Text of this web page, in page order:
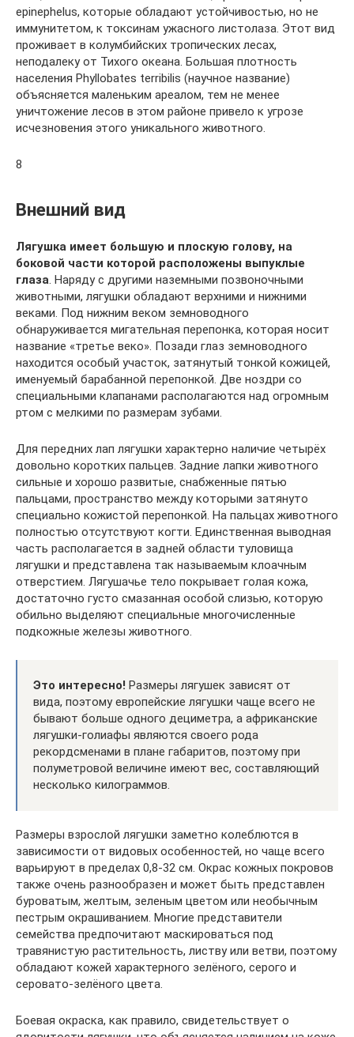
epinephelus, которые обладают устойчивостью, но не
иммунитетом, к токсинам ужасного листолаза. Этот вид
проживает в колумбийских тропических лесах,
неподалеку от Тихого океана. Большая плотность
населения Phyllobates terribilis (научное название)
объясняется маленьким ареалом, тем не менее
уничтожение лесов в этом районе привело к угрозе
исчезновения этого уникального животного.
8
Внешний вид
Лягушка имеет большую и плоскую голову, на
боковой части которой расположены выпуклые
глаза. Наряду с другими наземными позвоночными
животными, лягушки обладают верхними и нижними
веками. Под нижним веком земноводного
обнаруживается мигательная перепонка, которая носит
название «третье веко». Позади глаз земноводного
находится особый участок, затянутый тонкой кожицей,
именуемый барабанной перепонкой. Две ноздри со
специальными клапанами располагаются над огромным
ртом с мелкими по размерам зубами.
Для передних лап лягушки характерно наличие четырёх
довольно коротких пальцев. Задние лапки животного
сильные и хорошо развитые, снабженные пятью
пальцами, пространство между которыми затянуто
специально кожистой перепонкой. На пальцах животного
полностью отсутствуют когти. Единственная выводная
часть располагается в задней области туловища
лягушки и представлена так называемым клоачным
отверстием. Лягушачье тело покрывает голая кожа,
достаточно густо смазанная особой слизью, которую
обильно выделяют специальные многочисленные
подкожные железы животного.
Это интересно! Размеры лягушек зависят от
вида, поэтому европейские лягушки чаще всего не
бывают больше одного дециметра, а африканские
лягушки-голиафы являются своего рода
рекордсменами в плане габаритов, поэтому при
полуметровой величине имеют вес, составляющий
несколько килограммов.
Размеры взрослой лягушки заметно колеблются в
зависимости от видовых особенностей, но чаще всего
варьируют в пределах 0,8-32 см. Окрас кожных покровов
также очень разнообразен и может быть представлен
буроватым, желтым, зеленым цветом или необычным
пестрым окрашиванием. Многие представители
семейства предпочитают маскироваться под
травянистую растительность, листву или ветви, поэтому
обладают кожей характерного зелёного, серого и
серовато-зелёного цвета.
Боевая окраска, как правило, свидетельствует о